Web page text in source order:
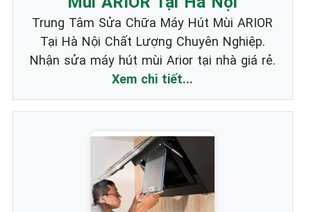
Trung Tâm Sửa Chữa Máy Hút Mùi ARIOR
Tại Hà Nội Chất Lượng Chuyên Nghiệp.
Nhận sửa máy hút mùi Arior tại nhà giá rẻ.
Xem chi tiết...